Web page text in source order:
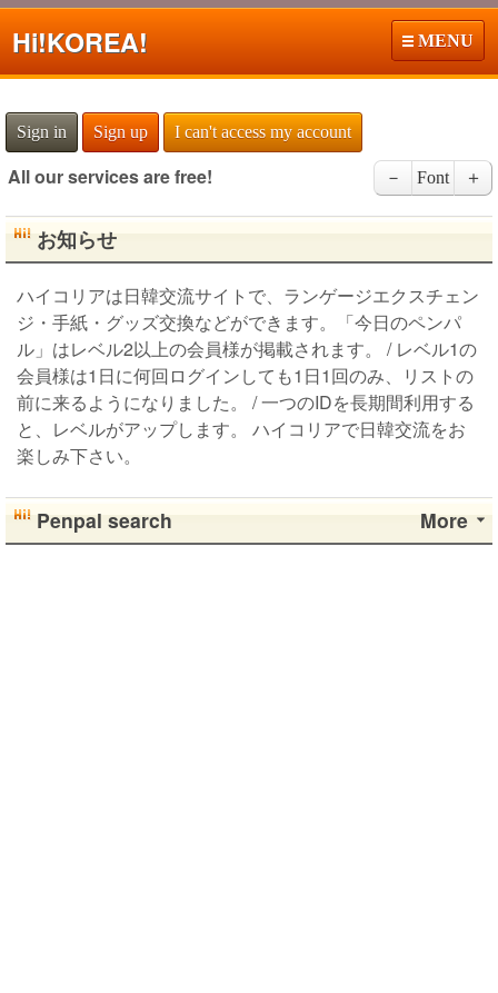
Hi!KOREA! MENU
Sign in Sign up I can't access my account
All our services are free! － Font ＋
お知らせ
ハイコリアは日韓交流サイトで、ランゲージエクスチェン
ジ・手紙・グッズ交換などができます。「今日のペンパ
ル」はレベル2以上の会員様が掲載されます。 / レベル1の
会員様は1日に何回ログインしても1日1回のみ、リストの
前に来るようになりました。 / 一つのIDを長期間利用する
と、レベルがアップします。 ハイコリアで日韓交流をお
楽しみ下さい。
More
Penpal search